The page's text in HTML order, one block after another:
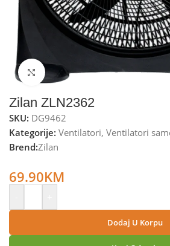
Kliknite za uvećanje
Zilan ZLN2362
SKU: DG9462
Kategorije: Ventilatori, Ventilatori
Brend:Zilan
69.90KM
Dodaj U Korpu